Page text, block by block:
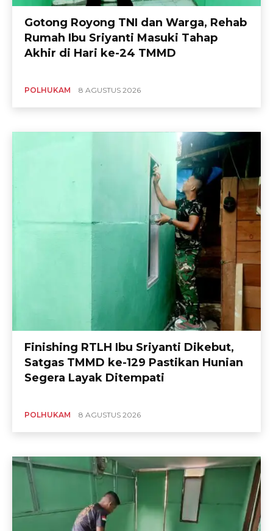
Gotong Royong TNI dan Warga, Rehab
Rumah Ibu Sriyanti Masuki Tahap
Akhir di Hari ke-24 TMMD
POLHUKAM 8 AGUSTUS 2026
Finishing RTLH Ibu Sriyanti Dikebut,
Satgas TMMD ke-129 Pastikan Hunian
Segera Layak Ditempati
POLHUKAM 8 AGUSTUS 2026